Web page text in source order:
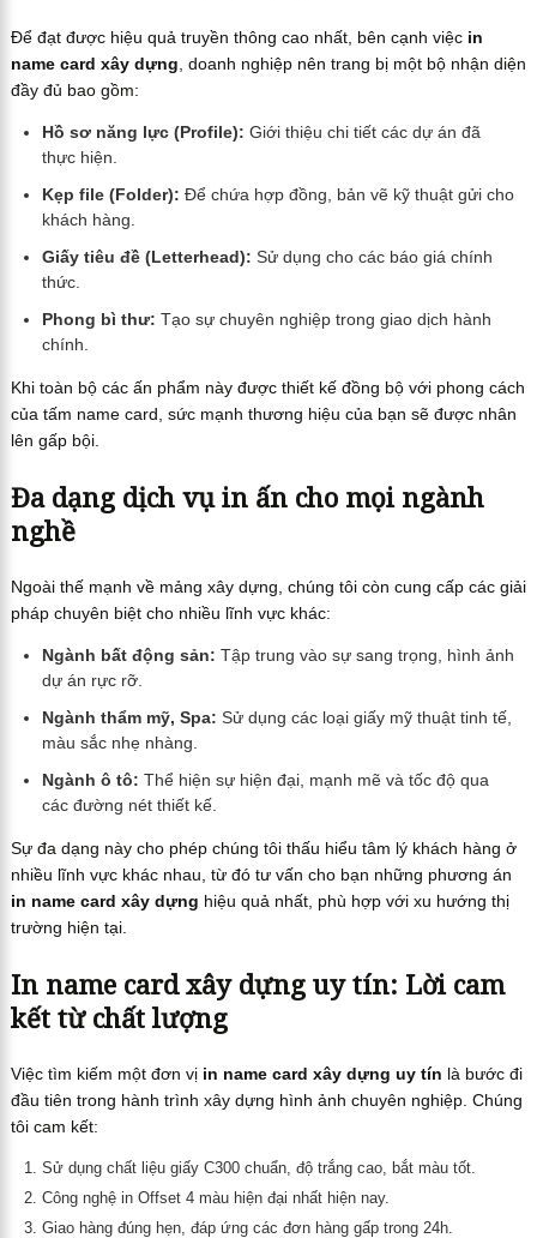
Để đạt được hiệu quả truyền thông cao nhất, bên cạnh việc in
name card xây dựng , doanh nghiệp nên trang bị một bộ nhận diện
đầy đủ bao gồm:
Hồ sơ năng lực (Profile): Giới thiệu chi tiết các dự án đã
thực hiện.
Kẹp file (Folder): Để chứa hợp đồng, bản vẽ kỹ thuật gửi cho
khách hàng.
Giấy tiêu đề (Letterhead): Sử dụng cho các báo giá chính
thức.
Phong bì thư: Tạo sự chuyên nghiệp trong giao dịch hành
chính.
Khi toàn bộ các ấn phẩm này được thiết kế đồng bộ với phong cách
của tấm name card, sức mạnh thương hiệu của bạn sẽ được nhân
lên gấp bội.
Đa dạng dịch vụ in ấn cho mọi ngành
nghề
Ngoài thế mạnh về mảng xây dựng, chúng tôi còn cung cấp các giải
pháp chuyên biệt cho nhiều lĩnh vực khác:
Ngành bất động sản: Tập trung vào sự sang trọng, hình ảnh
dự án rực rỡ.
Ngành thẩm mỹ, Spa: Sử dụng các loại giấy mỹ thuật tinh tế,
màu sắc nhẹ nhàng.
Ngành ô tô: Thể hiện sự hiện đại, mạnh mẽ và tốc độ qua
các đường nét thiết kế.
Sự đa dạng này cho phép chúng tôi thấu hiểu tâm lý khách hàng ở
nhiều lĩnh vực khác nhau, từ đó tư vấn cho bạn những phương án
in name card xây dựng hiệu quả nhất, phù hợp với xu hướng thị
trường hiện tại.
In name card xây dựng uy tín: Lời cam
kết từ chất lượng
Việc tìm kiếm một đơn vị in name card xây dựng uy tín là bước đi
đầu tiên trong hành trình xây dựng hình ảnh chuyên nghiệp. Chúng
tôi cam kết:
Sử dụng chất liệu giấy C300 chuẩn, độ trắng cao, bắt màu tốt.
Công nghệ in Offset 4 màu hiện đại nhất hiện nay.
Giao hàng đúng hẹn, đáp ứng các đơn hàng gấp trong 24h.